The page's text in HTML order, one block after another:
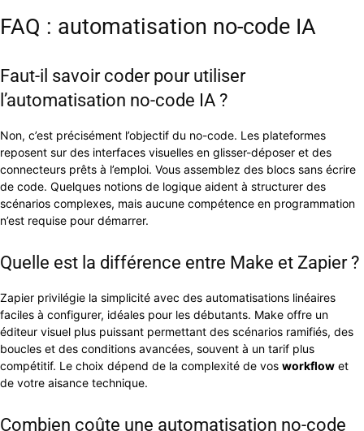
FAQ : automatisation no-code IA
Faut-il savoir coder pour utiliser
l’automatisation no-code IA ?
Non, c’est précisément l’objectif du no-code. Les plateformes
reposent sur des interfaces visuelles en glisser-déposer et des
connecteurs prêts à l’emploi. Vous assemblez des blocs sans écrire
de code. Quelques notions de logique aident à structurer des
scénarios complexes, mais aucune compétence en programmation
n’est requise pour démarrer.
Quelle est la différence entre Make et Zapier ?
Zapier privilégie la simplicité avec des automatisations linéaires
faciles à configurer, idéales pour les débutants. Make offre un
éditeur visuel plus puissant permettant des scénarios ramifiés, des
boucles et des conditions avancées, souvent à un tarif plus
compétitif. Le choix dépend de la complexité de vos workflow et
de votre aisance technique.
Combien coûte une automatisation no-code